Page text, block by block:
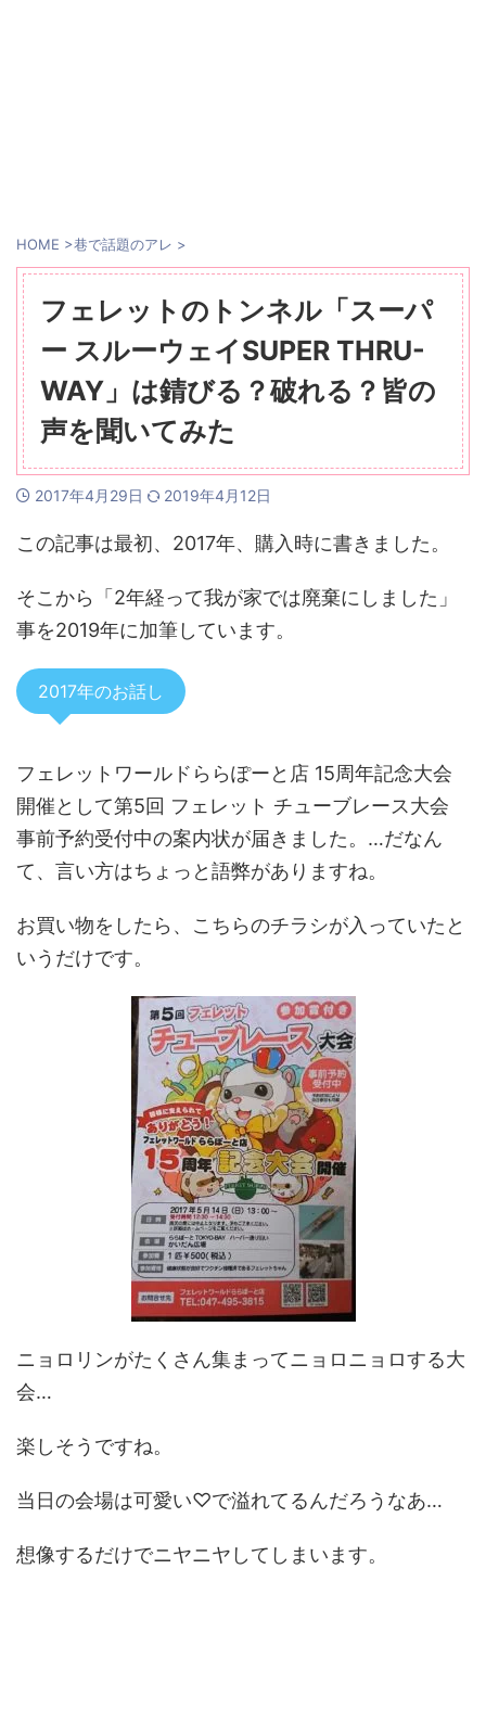
HOME >巷で話題のアレ >
フェレットのトンネル「スーパ
ー スルーウェイSUPER THRU-
WAY」は錆びる？破れる？皆の
声を聞いてみた
2017年4月29日 2019年4月12日
この記事は最初、2017年、購入時に書きました。
そこから「2年経って我が家では廃棄にしました」
事を2019年に加筆しています。
2017年のお話し
フェレットワールドららぽーと店 15周年記念大会
開催として第5回 フェレット チューブレース大会
事前予約受付中の案内状が届きました。…だなん
て、言い方はちょっと語弊がありますね。
お買い物をしたら、こちらのチラシが入っていたと
いうだけです。
ニョロリンがたくさん集まってニョロニョロする大
会…
楽しそうですね。
当日の会場は可愛い♡で溢れてるんだろうなあ…
想像するだけでニヤニヤしてしまいます。